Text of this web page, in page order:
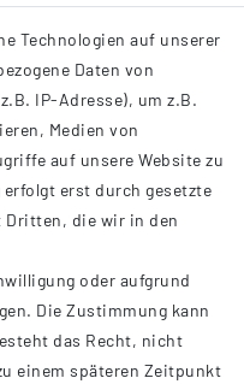
Technologien auf unserer
Daten von
IP-Adresse), um z.B.
Medien von
auf unsere Website zu
erst durch gesetzte
Dritten, die wir in den
oder aufgrund
Die Zustimmung kann
das Recht, nicht
einem späteren Zeitpunkt